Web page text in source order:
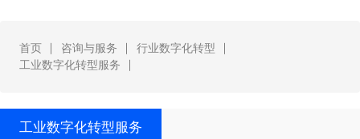
首页 咨询与服务
行业数字化转型
工业数字化转型服务
工业数字化转型服务